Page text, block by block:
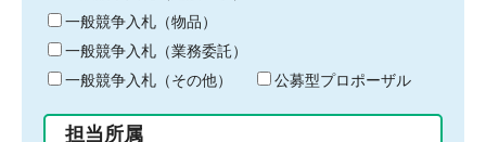
ー
ワ
ー
ド
入
一般競争入札（物品）
一般競争入札（業務委託）
一般競争入札（その他）
公募型プロポーザル
担当所属